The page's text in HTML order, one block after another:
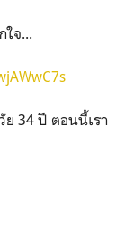
ใจ...
ย 34 ปี ตอนนี้เรา